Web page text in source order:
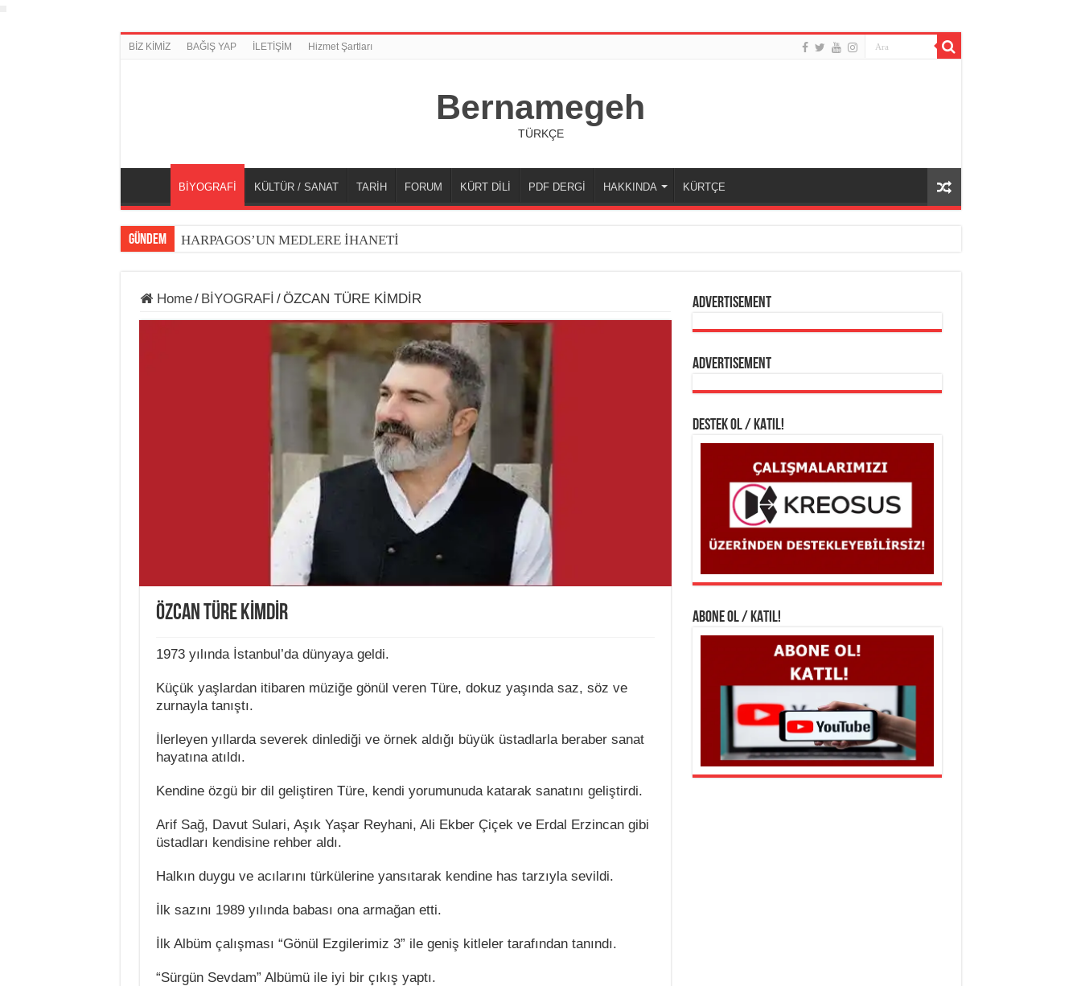
BİZ KİMİZ BAĞIŞ YAP İLETİŞİM Hizmet Şartları
Bernamegeh
TÜRKÇE
BİYOGRAFİ KÜLTÜR / SANAT TARİH FORUM KÜRT DİLİ PDF DERGİ HAKKINDA KÜRTÇE
GÜNDEM HARPAGOS’UN MEDLERE İHANETİ
Home/ BİYOGRAFİ /ÖZCAN TÜRE KİMDİR
ÖZCAN TÜRE KİMDİR
1973 yılında İstanbul’da dünyaya geldi.
Küçük yaşlardan itibaren müziğe gönül veren Türe, dokuz yaşında saz, söz ve
zurnayla tanıştı.
İlerleyen yıllarda severek dinlediği ve örnek aldığı büyük üstadlarla beraber sanat
hayatına atıldı.
Kendine özgü bir dil geliştiren Türe, kendi yorumunuda katarak sanatını geliştirdi.
Arif Sağ, Davut Sulari, Aşık Yaşar Reyhani, Ali Ekber Çiçek ve Erdal Erzincan gibi
üstadları kendisine rehber aldı.
Halkın duygu ve acılarını türkülerine yansıtarak kendine has tarzıyla sevildi.
İlk sazını 1989 yılında babası ona armağan etti.
İlk Albüm çalışması “Gönül Ezgilerimiz 3” ile geniş kitleler tarafından tanındı.
“Sürgün Sevdam” Albümü ile iyi bir çıkış yaptı.
Advertisement
Advertisement
DESTEK OL / KATIL!
ABONE OL / KATIL!